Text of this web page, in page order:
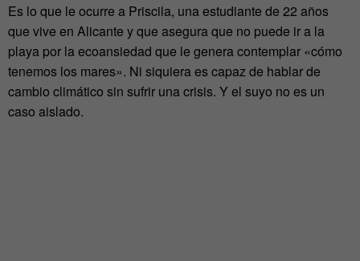
Es lo que le ocurre a Priscila, una estudiante de 22 años
que vive en Alicante y que asegura que no puede ir a la
playa por la ecoansiedad que le genera contemplar «cómo
tenemos los mares». Ni siquiera es capaz de hablar de
cambio climático sin sufrir una crisis. Y el suyo no es un
caso aislado.